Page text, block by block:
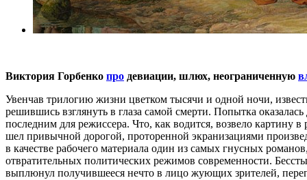
Виктория Горбенко про девиации, шлюх, неограниченную
Увенчав трилогию жизни цветком тысячи и одной ночи,
решившись взглянуть в глаза самой смерти. Попытка
последним для режиссера. Что, как водится, возвело картину
шел привычной дорогой, проторенной экранизациями
в качестве рабочего материала один из самых гнусных
отвратительных политических режимов современности.
выплюнул получившееся нечто в лицо жующих зрителей,